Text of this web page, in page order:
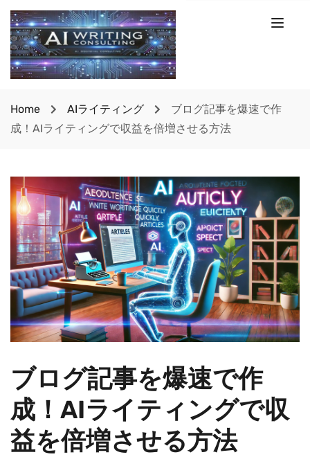
Home AIライティング
ブログ記事を爆速で作
成！AIライティングで収益を倍増させる方法
ブログ記事を爆速で作
成！AIライティングで収
益を倍増させる方法